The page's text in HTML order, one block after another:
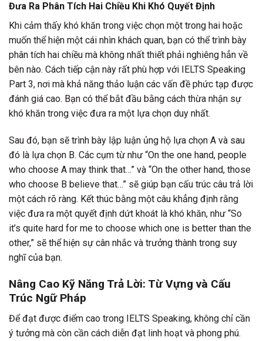
Đưa Ra Phân Tích Hai Chiều Khi Khó Quyết Định
Khi cảm thấy khó khăn trong việc chọn một trong hai hoặc
muốn thể hiện một cái nhìn khách quan, bạn có thể trình bày
phân tích hai chiều mà không nhất thiết phải nghiêng hẳn về
bên nào. Cách tiếp cận này rất phù hợp với IELTS Speaking
Part 3, nơi mà khả năng thảo luận các vấn đề phức tạp được
đánh giá cao. Bạn có thể bắt đầu bằng cách thừa nhận sự
khó khăn trong việc đưa ra một lựa chọn duy nhất.
Sau đó, bạn sẽ trình bày lập luận ủng hộ lựa chọn A và sau
đó là lựa chọn B. Các cụm từ như “On the one hand, people
who choose A may think that…” và “On the other hand, those
who choose B believe that…” sẽ giúp bạn cấu trúc câu trả lời
một cách rõ ràng. Kết thúc bằng một câu khẳng định rằng
việc đưa ra một quyết định dứt khoát là khó khăn, như “So
it’s quite hard for me to choose which one is better than the
other,” sẽ thể hiện sự cân nhắc và trưởng thành trong suy
nghĩ của bạn.
Nâng Cao Kỹ Năng Trả Lời: Từ Vựng và Cấu
Trúc Ngữ Pháp
Để đạt được điểm cao trong IELTS Speaking, không chỉ cần
ý tưởng mà còn cần cách diễn đạt linh hoạt và phong phú.